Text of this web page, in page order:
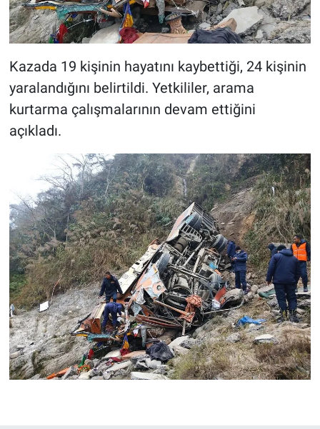
Kazada 19 kişinin hayatını kaybettiği, 24 kişinin
yaralandığını belirtildi. Yetkililer, arama
kurtarma çalışmalarının devam ettiğini
açıkladı.